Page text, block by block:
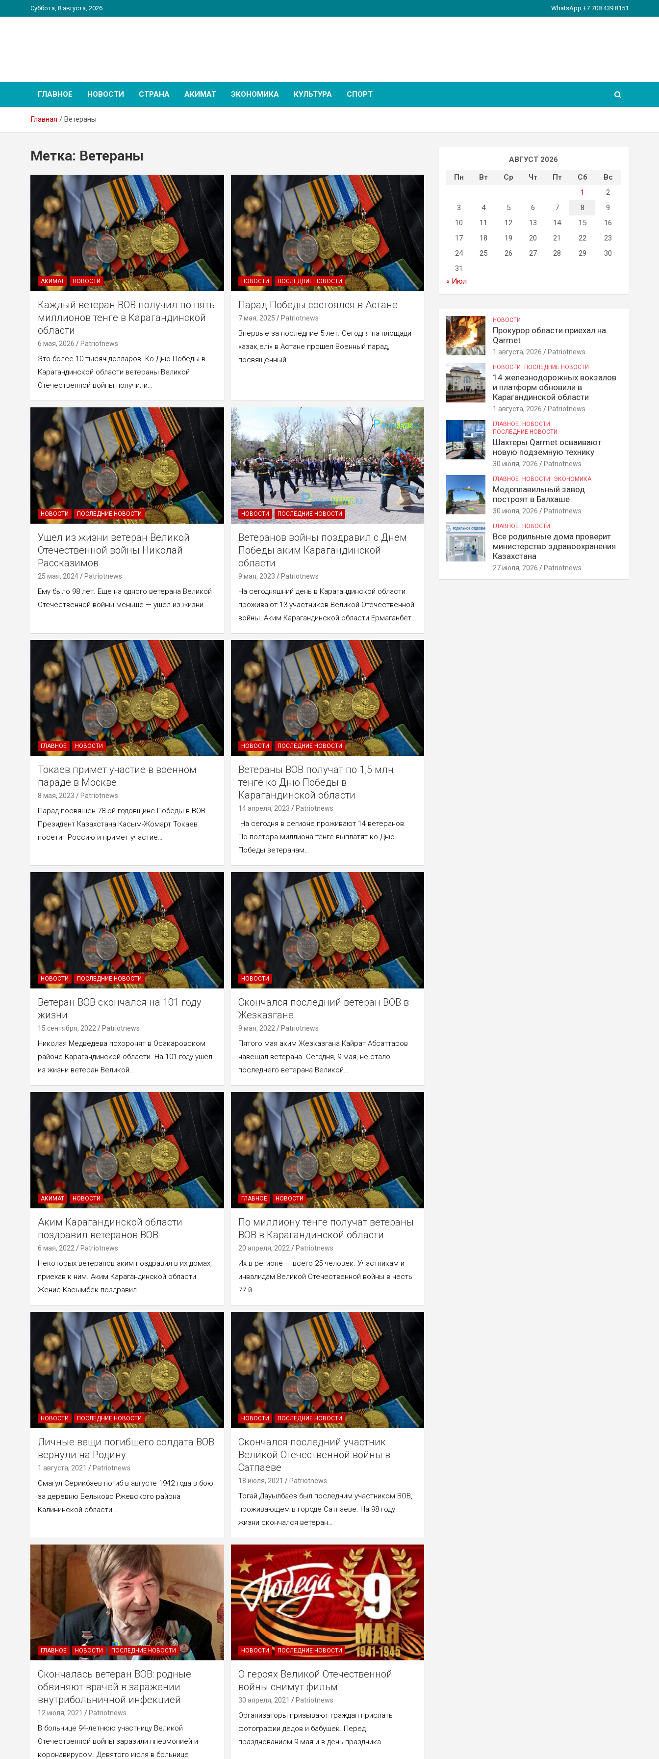
к
Суббота, 8 августа, 2026 WhatsApp +7 708 439 8151
ГЛАВНОЕ НОВОСТИ СТРАНА АКИМАТ ЭКОНОМИКА КУЛЬТУРА СПОРТ
Главная Ветераны
Метка: Ветераны
АКИМАТ НОВОСТИ
Каждый ветеран ВОВ получил по пять
миллионов тенге в Карагандинской
области
6 мая, 2026 Patriotnews
Это более 10 тысяч долларов. Ко Дню Победы в
Карагандинской области ветераны Великой
Отечественной войны получили…
НОВОСТИ ПОСЛЕДНИЕ НОВОСТИ
Парад Победы состоялся в Астане
7 мая, 2025 Patriotnews
Впервые за последние 5 лет. Сегодня на площади
«Қазақ елі» в Астане прошел Военный парад,
посвященный…
НОВОСТИ ПОСЛЕДНИЕ НОВОСТИ
Ушел из жизни ветеран Великой
Отечественной войны Николай
Рассказимов
25 мая, 2024 Patriotnews
Ему было 98 лет. Еще на одного ветерана Великой
Отечественной войны меньше — ушел из жизни…
НОВОСТИ ПОСЛЕДНИЕ НОВОСТИ
Ветеранов войны поздравил с Днём
Победы аким Карагандинской
области
9 мая, 2023 Patriotnews
На сегодняшний день в Карагандинской области
проживают 13 участников Великой Отечественной
войны. Аким Карагандинской области Ермаганбет…
ГЛАВНОЕ НОВОСТИ
Токаев примет участие в военном
параде в Москве
8 мая, 2023 Patriotnews
Парад посвящен 78-ой годовщине Победы в ВОВ.
Президент Казахстана Касым-Жомарт Токаев
посетит Россию и примет участие…
НОВОСТИ ПОСЛЕДНИЕ НОВОСТИ
Ветераны ВОВ получат по 1,5 млн
тенге ко Дню Победы в
Карагандинской области
14 апреля, 2023 Patriotnews
На сегодня в регионе проживают 14 ветеранов.
По полтора миллиона тенге выплатят ко Дню
Победы ветеранам…
НОВОСТИ ПОСЛЕДНИЕ НОВОСТИ
Ветеран ВОВ скончался на 101 году
жизни
15 сентября, 2022 Patriotnews
Николая Медведева похоронят в Осакаровском
районе Карагандинской области. На 101 году ушел
из жизни ветеран Великой…
НОВОСТИ
Скончался последний ветеран ВОВ в
Жезказгане
9 мая, 2022 Patriotnews
Пятого мая аким Жезказгана Кайрат Абсаттаров
навещал ветерана. Сегодня, 9 мая, не стало
последнего ветерана Великой…
АКИМАТ НОВОСТИ
Аким Карагандинской области
поздравил ветеранов ВОВ
6 мая, 2022 Patriotnews
Некоторых ветеранов аким поздравил в их домах,
приехав к ним. Аким Карагандинской области
Женис Касымбек поздравил…
ГЛАВНОЕ НОВОСТИ
По миллиону тенге получат ветераны
ВОВ в Карагандинской области
20 апреля, 2022 Patriotnews
Их в регионе — всего 25 человек. Участникам и
инвалидам Великой Отечественной войны в честь
77-й…
НОВОСТИ ПОСЛЕДНИЕ НОВОСТИ
Личные вещи погибшего солдата ВОВ
вернули на Родину
1 августа, 2021 Patriotnews
Смагул Серикбаев погиб в августе 1942 года в бою
за деревню Бельково Ржевского района
Калининской области.…
НОВОСТИ ПОСЛЕДНИЕ НОВОСТИ
Скончался последний участник
Великой Отечественной войны в
Сатпаеве
18 июля, 2021 Patriotnews
Тогай Дауылбаев был последним участником ВОВ,
проживающем в городе Сатпаеве. На 98 году
жизни скончался ветеран…
ГЛАВНОЕ НОВОСТИ ПОСЛЕДНИЕ НОВОСТИ
Скончалась ветеран ВОВ: родные
обвиняют врачей в заражении
внутрибольничной инфекцией
12 июля, 2021 Patriotnews
В больнице 94-летнюю участницу Великой
Отечественной войны заразили пневмонией и
коронавирусом. Девятого июля в больнице
НОВОСТИ ПОСЛЕДНИЕ НОВОСТИ
О героях Великой Отечественной
войны снимут фильм
30 апреля, 2021 Patriotnews
Организаторы призывают граждан прислать
фотографии дедов и бабушек. Перед
празднованием 9 мая и в день праздника…
АВГУСТ 2026
Пн
Вт Ср Чт Пт Сб
Вс
1
2
3
4 5 6 7 8
9
10
11 12 13 14 15
16
17
18 19 20 21 22
23
24
25 26 27 28 29
30
31
« Июл
НОВОСТИ
Прокурор области приехал на
Qarmet
1 августа, 2026 Patriotnews
НОВОСТИ ПОСЛЕДНИЕ НОВОСТИ
14 железнодорожных вокзалов
и платформ обновили в
Карагандинской области
1 августа, 2026 Patriotnews
ГЛАВНОЕ
НОВОСТИ
ПОСЛЕДНИЕ НОВОСТИ
Шахтеры Qarmet осваивают
новую подземную технику
30 июля, 2026 Patriotnews
ГЛАВНОЕ НОВОСТИ ЭКОНОМИКА
Медеплавильный завод
построят в Балхаше
30 июля, 2026 Patriotnews
ГЛАВНОЕ НОВОСТИ
Все родильные дома проверит
министерство здравоохранения
Казахстана
27 июля, 2026 Patriotnews